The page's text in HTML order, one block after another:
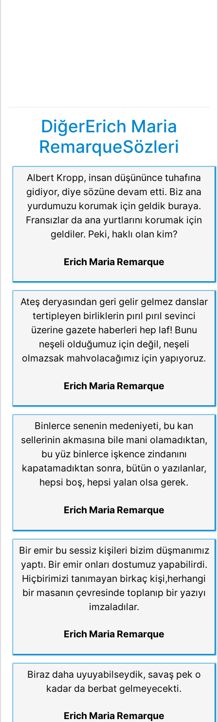
DiğerErich Maria
RemarqueSözleri
Albert Kropp, insan düşününce tuhafına
gidiyor, diye sözüne devam etti. Biz ana
yurdumuzu korumak için geldik buraya.
Fransızlar da ana yurtlarını korumak için
geldiler. Peki, haklı olan kim?
Erich Maria Remarque
Ateş deryasından geri gelir gelmez danslar
tertipleyen birliklerin pırıl pırıl sevinci
üzerine gazete haberleri hep laf! Bunu
neşeli olduğumuz için değil, neşeli
olmazsak mahvolacağımız için yapıyoruz.
Erich Maria Remarque
Binlerce senenin medeniyeti, bu kan
sellerinin akmasına bile mani olamadıktan,
bu yüz binlerce işkence zindanını
kapatamadıktan sonra, bütün o yazılanlar,
hepsi boş, hepsi yalan olsa gerek.
Erich Maria Remarque
Bir emir bu sessiz kişileri bizim düşmanımız
yaptı. Bir emir onları dostumuz yapabilirdi.
Hiçbirimizi tanımayan birkaç kişi,herhangi
bir masanın çevresinde toplanıp bir yazıyı
imzaladılar.
Erich Maria Remarque
Biraz daha uyuyabilseydik, savaş pek o
kadar da berbat gelmeyecekti.
Erich Maria Remarque